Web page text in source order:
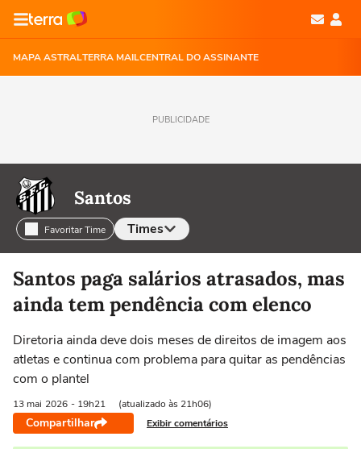
MAPA ASTRALTERRA MAILCENTRAL DO ASSINANTE
PUBLICIDADE
Santos
Favoritar Time Times
Selecione o time para ver as notícias
Santos paga salários atrasados, mas
ainda tem pendência com elenco
Diretoria ainda deve dois meses de direitos de imagem aos
atletas e continua com problema para quitar as pendências
com o plantel
13 mai 2026 - 19h21 (atualizado às 21h06)
Compartilhar Exibir comentários